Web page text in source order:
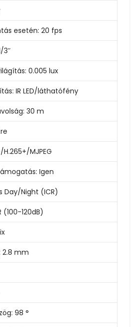
esetén: 20 fps
3″
0.005 lux
IR LED/láthatófény
30 m
MJPEG
Igen
Day/Night (ICR)
(100-120dB)
2.8 mm
98 °